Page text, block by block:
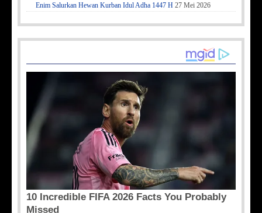
Enim Salurkan Hewan Kurban Idul Adha 1447 H 27 Mei 2026